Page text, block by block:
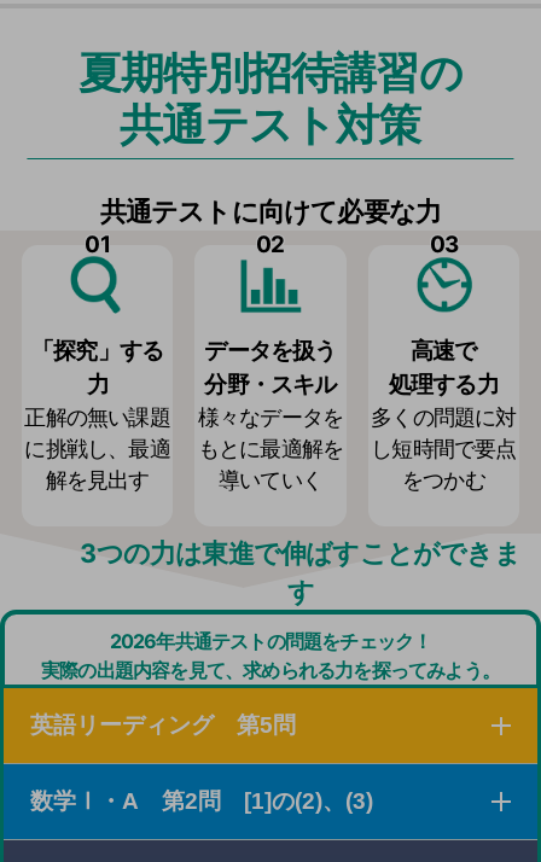
夏期特別招待講習の
共通テスト対策
共通テストに向けて必要な力
01
「探究」する
力
正解の無い課題
に挑戦し、最適
解を見出す
02
データを扱う
分野・スキル
様々なデータを
もとに最適解を
導いていく
03
高速で
処理する力
多くの問題に対
し短時間で要点
をつかむ
3つの力は東進で伸ばすことができま
す
2026年共通テストの問題をチェック！
実際の出題内容を見て、求められる力を探ってみよう。
英語リーディング 第5問
３つの素材を読み、それぞれの概要を把握したり、設問
の条件に従って必要な情報を探し出したりする問題。
数学Ⅰ・A 第2問 [1]の(2)、(3)